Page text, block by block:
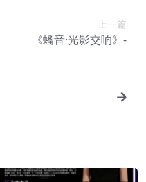
上一篇
《蟠音·光影交响》-